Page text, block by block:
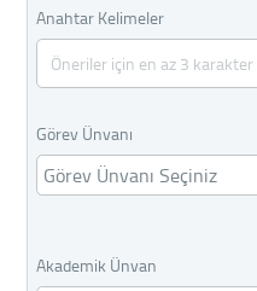
Anahtar Kelimeler
Görev Ünvanı
Görev Ünvanı Seçiniz
Akademik Ünvan